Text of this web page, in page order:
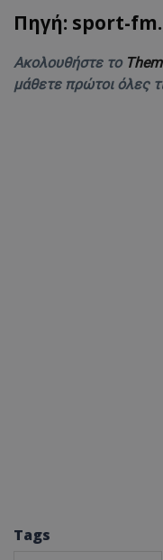
Πηγή: sport-
Ακολουθήστε το
μάθετε πρώτοι όλες
Tags